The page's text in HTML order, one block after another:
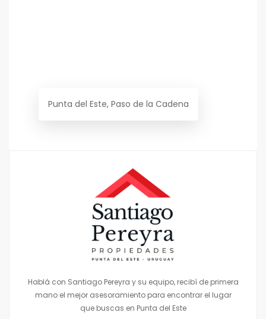
Punta del Este, Paso de la Cadena
Hablá con Santiago Pereyra y su equipo, recibí de primera
mano el mejor asesoramiento para encontrar el lugar
que buscas en Punta del Este